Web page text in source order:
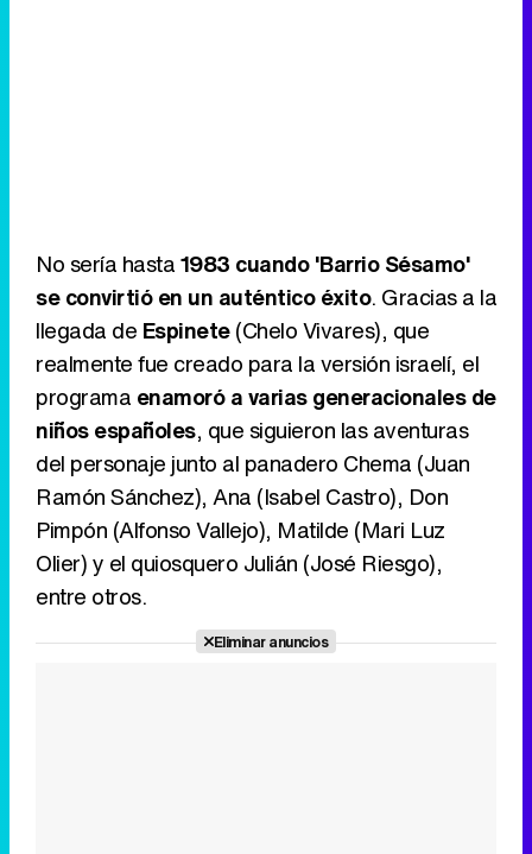
No sería hasta1983 cuando 'Barrio Sésamo'
se convirtió en un auténtico éxito. Gracias a la
llegada de Espinete(Chelo Vivares), que
realmente fue creado para la versión israelí, el
programa enamoró a varias generacionales de
niños españoles, que siguieron las aventuras
del personaje junto al panadero Chema (Juan
Ramón Sánchez), Ana (Isabel Castro), Don
Pimpón (Alfonso Vallejo), Matilde (Mari Luz
Olier) y el quiosquero Julián (José Riesgo),
entre otros.
Eliminar anuncios